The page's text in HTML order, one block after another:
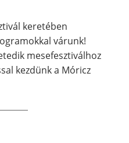
keretében
várunk!
mesefesztiválhoz
kezdünk a Móricz